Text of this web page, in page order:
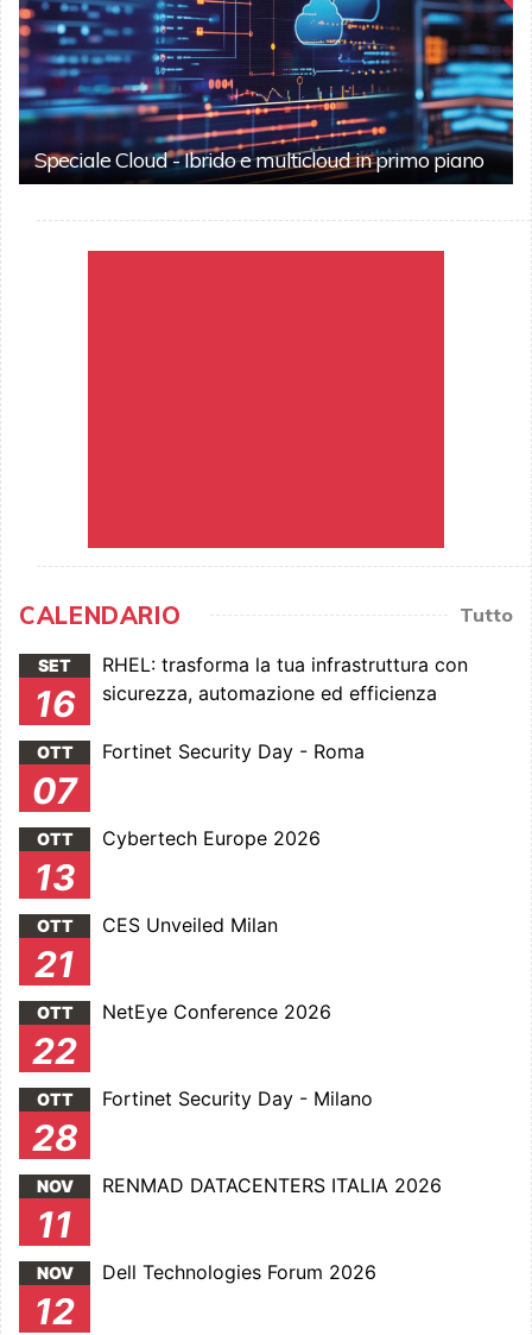
Speciale Cloud - Ibrido e multicloud in primo piano
CALENDARIO Tutto
SET
16
RHEL: trasforma la tua infrastruttura con
sicurezza, automazione ed efficienza
OTT
07
Fortinet Security Day - Roma
OTT
13
Cybertech Europe 2026
OTT
21
CES Unveiled Milan
OTT
22
NetEye Conference 2026
OTT
28
Fortinet Security Day - Milano
NOV
11
RENMAD DATACENTERS ITALIA 2026
NOV
12
Dell Technologies Forum 2026